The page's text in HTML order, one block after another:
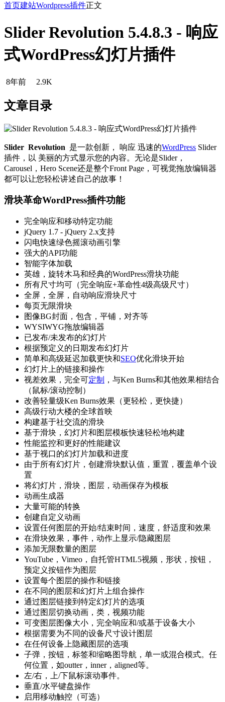
首页建站Wordpress插件正文
Slider Revolution 5.4.8.3 - 响应
式WordPress幻灯片插件
8年前 2.9K
文章目录
Slider Revolution 是一款创新， 响应 迅速的WordPress Slider
插件， 以 美丽的方式显示您的内容。无论是Slider，
Carousel，Hero Scene还是整个Front Page，可视觉拖放编辑器
都可以让您轻松讲述自己的故事！
滑块革命WordPress插件功能
完全响应和移动特定功能
jQuery 1.7 - jQuery 2.x支持
闪电快速绿色摇滚动画引擎
强大的API功能
智能字体加载
英雄，旋转木马和经典的WordPress滑块功能
所有尺寸均可（完全响应+革命性4级高级尺寸）
全屏，全屏，自动响应滑块尺寸
每页无限滑块
图像BG封面，包含，平铺，对齐等
WYSIWYG拖放编辑器
已发布/未发布的幻灯片
根据预定义的日期发布幻灯片
简单和高级延迟加载更快和SEO优化滑块开始
幻灯片上的链接和操作
视差效果，完全可定制
，与Ken Burns和其他效果相结合
（鼠标/滚动控制）
改善轻量级Ken Burns效果（更轻松，更快捷）
高级行动大楼的全球首映
构建基于社交流的滑块
基于滑块，幻灯片和图层模板快速轻松地构建
性能监控和更好的性能建议
基于视口的幻灯片加载和进度
由于所有幻灯片，创建滑块默认值，重置，覆盖单个设
置
将幻灯片，滑块，图层，动画保存为模板
动画生成器
大量可能的转换
创建自定义动画
设置任何图层的开始/结束时间，速度，舒适度和效果
在滑块效果，事件，动作上显示/隐藏图层
添加无限数量的图层
YouTube，Vimeo，自托管HTML5视频，形状，按钮，
预定义按钮作为图层
设置每个图层的操作和链接
在不同的图层和幻灯片上组合操作
通过图层链接到特定幻灯片的选项
通过图层切换动画，类，视频功能
可变图层图像大小，完全响应和/或基于设备大小
根据需要为不同的设备尺寸设计图层
在任何设备上隐藏图层的选项
子弹，按钮，标签和缩略图导航，单一或混合模式。任
何位置，如outter，inner，aligned等。
左/右，上/下鼠标滚动事件。
垂直/水平键盘操作
启用移动触控（可选）